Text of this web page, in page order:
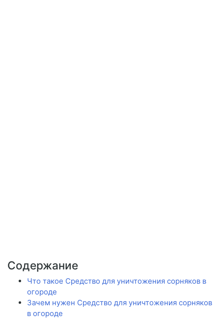
Содержание
Что такое Средство для уничтожения сорняков в
огороде
Зачем нужен Средство для уничтожения сорняков
в огороде